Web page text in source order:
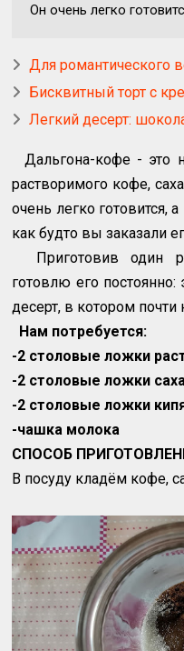
Он очень легко
Для романтического
Бисквитный торт с
Легкий десерт:
Дальгона-кофе - это
растворимого кофе,
очень легко готовится,
как будто вы заказали
Приготовив один
готовлю его
десерт, в котором почти
Нам потребуется:
-2 столовые ложки
-2 столовые ложки
-2 столовые ложки
-чашка молока
СПОСОБ
В посуду кладём кофе,